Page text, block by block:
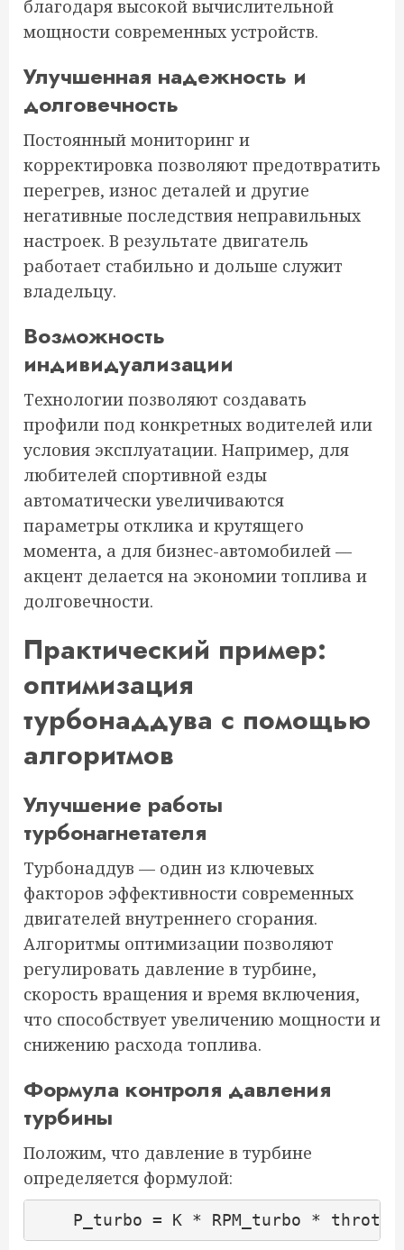
благодаря высокой вычислительной
мощности современных устройств.
Улучшенная надежность и
долговечность
Постоянный мониторинг и
корректировка позволяют предотвратить
перегрев, износ деталей и другие
негативные последствия неправильных
настроек. В результате двигатель
работает стабильно и дольше служит
владельцу.
Возможность
индивидуализации
Технологии позволяют создавать
профили под конкретных водителей или
условия эксплуатации. Например, для
любителей спортивной езды
автоматически увеличиваются
параметры отклика и крутящего
момента, а для бизнес-автомобилей —
акцент делается на экономии топлива и
долговечности.
Практический пример:
оптимизация
турбонаддува с помощью
алгоритмов
Улучшение работы
турбонагнетателя
Турбонаддув — один из ключевых
факторов эффективности современных
двигателей внутреннего сгорания.
Алгоритмы оптимизации позволяют
регулировать давление в турбине,
скорость вращения и время включения,
что способствует увеличению мощности и
снижению расхода топлива.
Формула контроля давления
турбины
Положим, что давление в турбине
определяется формулой: